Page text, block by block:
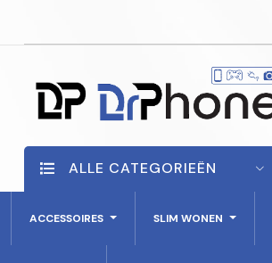
ALLE CATEGORIEËN
ACCESSOIRES SLIM WONEN